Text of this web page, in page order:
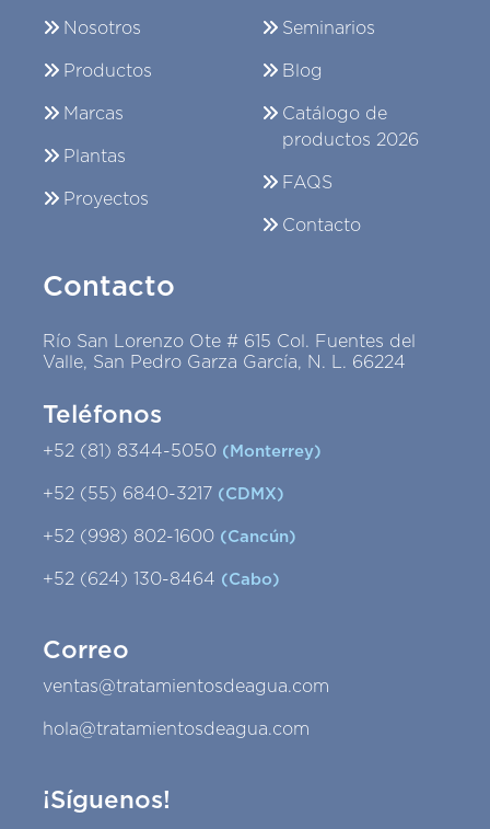
Nosotros
Productos
Marcas
Plantas
Proyectos
Seminarios
Blog
Catálogo de
productos 2026
FAQS
Contacto
Contacto
Río San Lorenzo Ote # 615 Col. Fuentes del
Valle, San Pedro Garza García, N. L. 66224
Teléfonos
+52 (81) 8344-5050 (Monterrey)
+52 (55) 6840-3217 (CDMX)
+52 (998) 802-1600 (Cancún)
+52 (624) 130-8464 (Cabo)
Correo
ventas@tratamientosdeagua.com
hola@tratamientosdeagua.com
¡Síguenos!